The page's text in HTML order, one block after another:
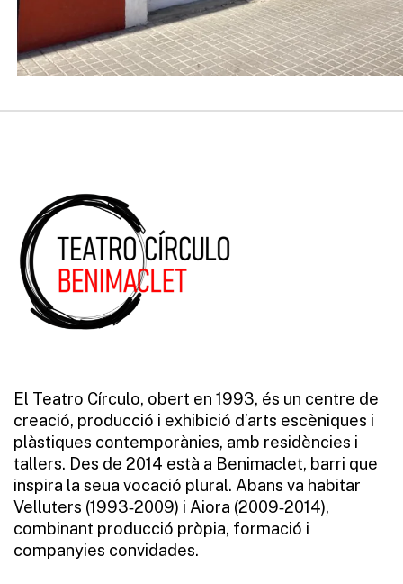
El Teatro Círculo, obert en 1993, és un centre de
creació, producció i exhibició d’arts escèniques i
plàstiques contemporànies, amb residències i
tallers. Des de 2014 està a Benimaclet, barri que
inspira la seua vocació plural. Abans va habitar
Velluters (1993‑2009) i Aiora (2009‑2014),
combinant producció pròpia, formació i
companyies convidades.